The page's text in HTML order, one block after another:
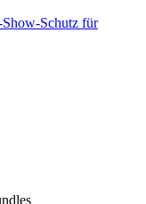
Schutz für